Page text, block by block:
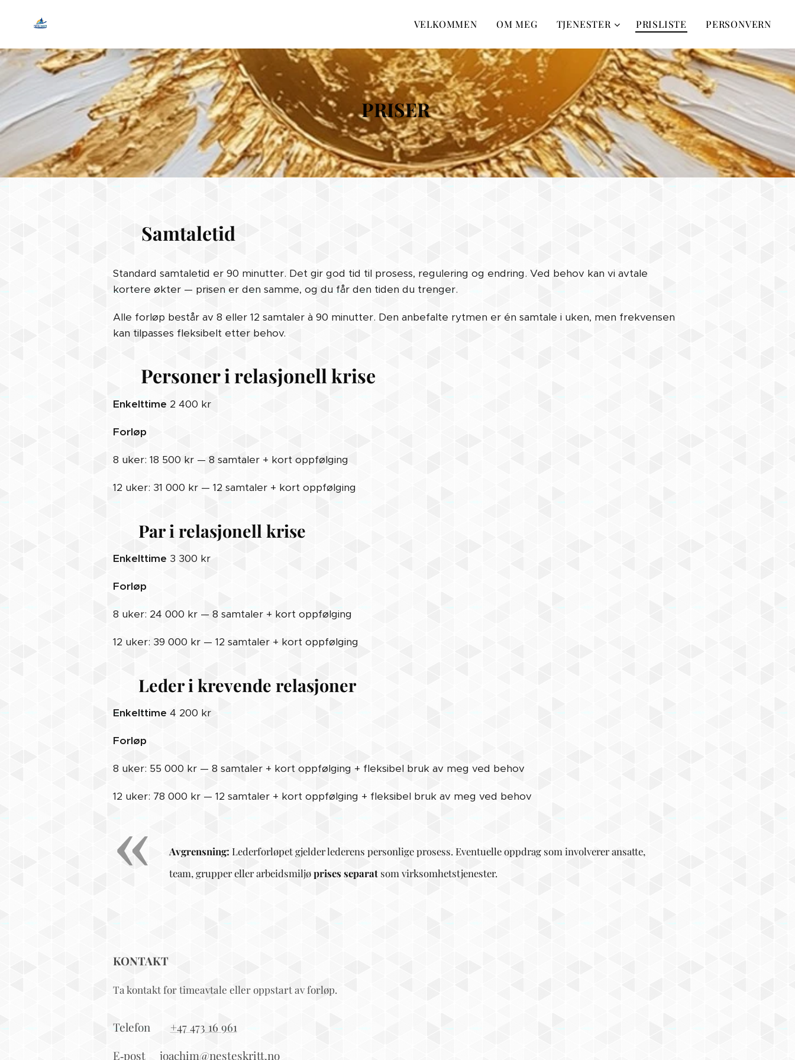
VELKOMMEN OM MEG TJENESTER PRISLISTE PERSONVERN
PRISER
Samtaletid
Standard samtaletid er 90 minutter. Det gir god tid til prosess, regulering og endring. Ved behov kan vi avtale
kortere økter — prisen er den samme, og du får den tiden du trenger.
Alle forløp består av 8 eller 12 samtaler à 90 minutter. Den anbefalte rytmen er én samtale i uken, men frekvensen
kan tilpasses fleksibelt etter behov.
👤 Personer i relasjonell krise
Enkelttime 2 400 kr
Forløp
8 uker: 18 500 kr — 8 samtaler + kort oppfølging
12 uker: 31 000 kr — 12 samtaler + kort oppfølging
👥 Par i relasjonell krise
Enkelttime 3 300 kr
Forløp
8 uker: 24 000 kr — 8 samtaler + kort oppfølging
12 uker: 39 000 kr — 12 samtaler + kort oppfølging
🧑‍💼 Leder i krevende relasjoner
Enkelttime 4 200 kr
Forløp
8 uker: 55 000 kr — 8 samtaler + kort oppfølging + fleksibel bruk av meg ved behov
12 uker: 78 000 kr — 12 samtaler + kort oppfølging + fleksibel bruk av meg ved behov
Avgrensning: Lederforløpet gjelder lederens personlige prosess. Eventuelle oppdrag som involverer ansatte,
team, grupper eller arbeidsmiljøprises separatsom virksomhetstjenester.
KONTAKT
Ta kontakt for timeavtale eller oppstart av forløp.
Telefon 📞 +47 473 16 961
E‑post✉️ joachim@nesteskritt.no